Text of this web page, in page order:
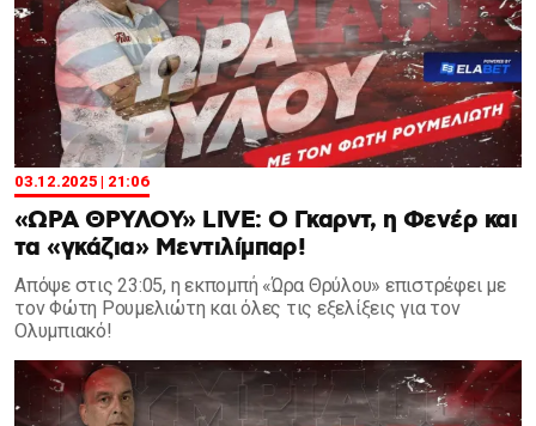
03.12.2025 | 21:06
«ΩΡΑ ΘΡΥΛΟΥ» LIVE: Ο Γκαρντ, η Φενέρ και
τα «γκάζια» Μεντιλίμπαρ!
Aπόψε στις 23:05, η εκπομπή «Ώρα Θρύλου» επιστρέφει με
τον Φώτη Ρουμελιώτη και όλες τις εξελίξεις για τον
Ολυμπιακό!